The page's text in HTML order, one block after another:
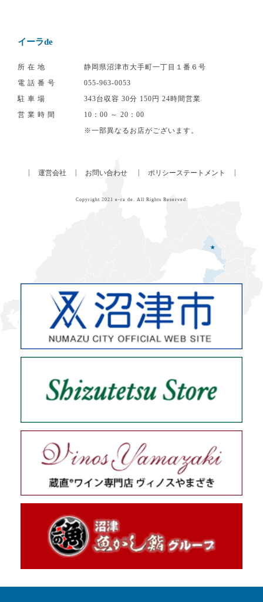
イーラde
所在地
静岡県沼津市大手町一丁目１番６号
電話番号
055‐963‐0053
駐車場
343台収容 30分 150円 24時間営業
営業時間
10：00 ～ 20：00
※一部異なるお店がございます。
運営会社 お問い合わせ ポリシーステートメント
Copyright 2021 e-ra de. All Rights Reserved.